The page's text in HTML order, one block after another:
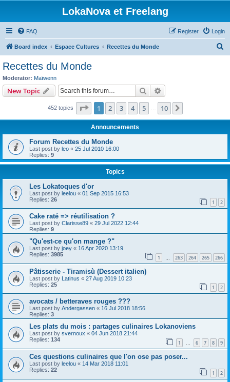
LokaNova et Freelang
FAQ Login
Register
Board index Espace Cultures Recettes du Monde
Recettes du Monde
Moderator: Maïwenn
New Topic Search
452 topics Page 1of 10
1 2 3 4 5 10
Announcements
Forum Recettes du Monde
Last post by leo « 25 Jul 2010 16:00
Replies: 9
Topics
Les Lokatoques d'or
Last post by leelou « 01 Sep 2015 16:53
Replies: 26 1 2
Cake raté => réutilisation ?
Last post by Clarisse89 « 29 Jul 2022 12:44
Replies: 9
"Qu'est-ce qu'on mange ?"
Last post by joey « 16 Apr 2020 13:19
Replies: 3985 1 … 263 264 265 266
Pâtisserie - Tiramisù (Dessert italien)
Last post by Latinus « 27 Aug 2019 10:23
Replies: 25 1 2
avocats / betteraves rouges ???
Last post by Andergassen « 16 Jul 2018 18:56
Replies: 3
Les plats du mois : partages culinaires Lokanoviens
Last post by svernoux « 04 Jun 2018 21:44
Replies: 134 1 6 7 8 9
Ces questions culinaires que l'on ose pas poser...
Last post by leelou « 14 Mar 2018 11:01
Replies: 22 1 2